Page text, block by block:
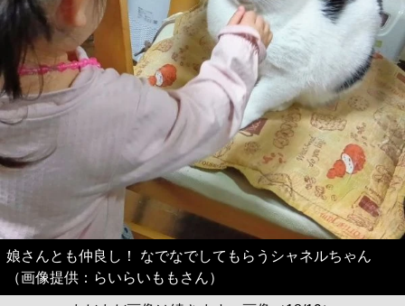
娘さんとも仲良し！ なでなでしてもらうシャネルちゃん
（画像提供：らいらいももさん）